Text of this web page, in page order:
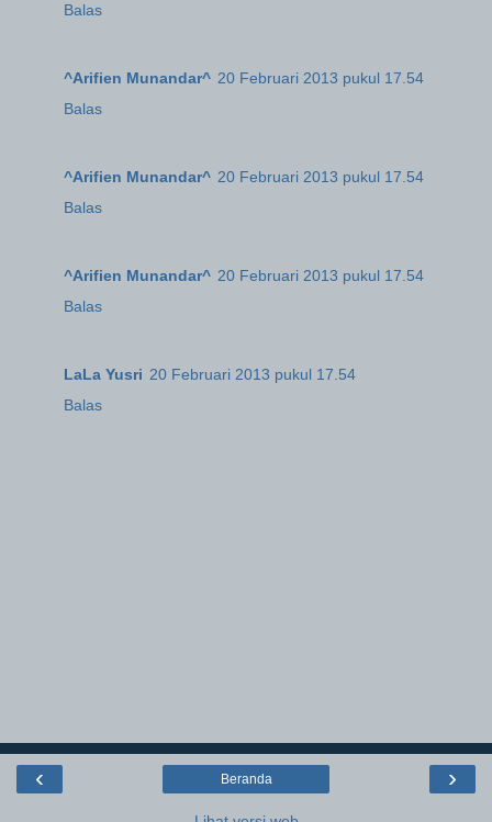
Balas
^Arifien Munandar^ 20 Februari 2013 pukul 17.54
Balas
^Arifien Munandar^ 20 Februari 2013 pukul 17.54
Balas
^Arifien Munandar^ 20 Februari 2013 pukul 17.54
Balas
LaLa Yusri 20 Februari 2013 pukul 17.54
Balas
‹ ›
Beranda